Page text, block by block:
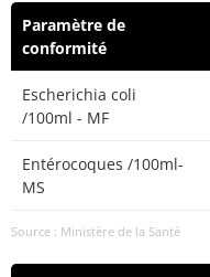
Paramètre de
conformité
Escherichia coli
/100ml - MF
Entérocoques /100ml-
MS
Source : Ministère de la Santé